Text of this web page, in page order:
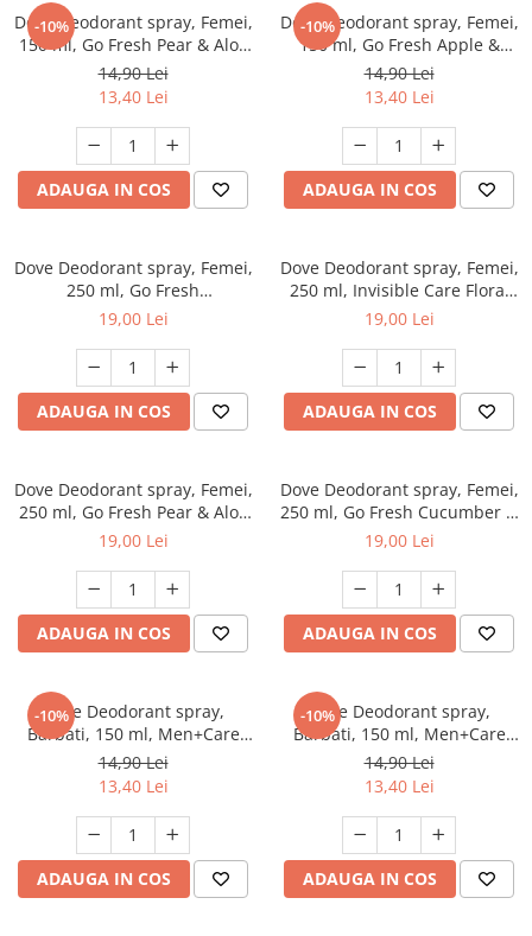
-10%
Dove Deodorant spray, Femei,
150 ml, Go Fresh Pear & Aloe
Vera
14,90 Lei
13,40 Lei
ADAUGA IN COS
-10%
Dove Deodorant spray, Femei,
150 ml, Go Fresh Apple &
White Tea
14,90 Lei
13,40 Lei
ADAUGA IN COS
Dove Deodorant spray, Femei,
250 ml, Go Fresh
Pomegranate & Lemon
19,00 Lei
ADAUGA IN COS
Dove Deodorant spray, Femei,
250 ml, Invisible Care Floral
Touch
19,00 Lei
ADAUGA IN COS
Dove Deodorant spray, Femei,
250 ml, Go Fresh Pear & Aloe
Vera
19,00 Lei
ADAUGA IN COS
Dove Deodorant spray, Femei,
250 ml, Go Fresh Cucumber &
Green Tea
19,00 Lei
ADAUGA IN COS
-10%
Dove Deodorant spray,
Barbati, 150 ml, Men+Care
Cool Fresh
14,90 Lei
13,40 Lei
ADAUGA IN COS
-10%
Dove Deodorant spray,
Barbati, 150 ml, Men+Care
Extra Fresh
14,90 Lei
13,40 Lei
ADAUGA IN COS